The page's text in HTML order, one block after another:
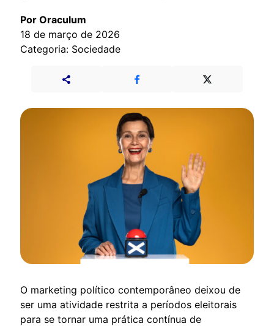
Por Oraculum
18 de março de 2026
Categoria: Sociedade
O marketing político contemporâneo deixou de
ser uma atividade restrita a períodos eleitorais
para se tornar uma prática contínua de